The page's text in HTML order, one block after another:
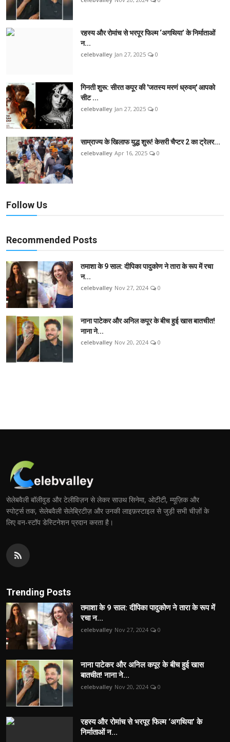
रहस्य और रोमांच से भरपूर फिल्म ‘अगथिया’ के निर्माताओं
न...
celebvalley Jan 27, 2025 0
गिनती शुरू: सीरत कपूर की 'जतस्य मरणं ध्रुवम्' आपको
सीट ...
celebvalley Jan 27, 2025 0
साम्राज्य के खिलाफ युद्ध शुरू! केसरी चैप्टर 2 का ट्रेलर...
celebvalley Apr 16, 2025 0
Follow Us
Recommended Posts
तमाशा के 9 साल: दीपिका पादुकोण ने तारा के रूप में रचा
न...
celebvalley Nov 27, 2024 0
नाना पाटेकर और अनिल कपूर के बीच हुई खास बातचीत!
नाना ने...
celebvalley Nov 20, 2024 0
सेलेबवैली बॉलीवुड और टेलीविज़न से लेकर साउथ सिनेमा, ओटीटी, म्यूज़िक और
स्पोर्ट्स तक, सेलेबवैली सेलेब्रिटीज़ और उनकी लाइफ़स्टाइल से जुड़ी सभी चीज़ों के
लिए वन-स्टॉप डेस्टिनेशन प्रदान करता है।
Trending Posts
तमाशा के 9 साल: दीपिका पादुकोण ने तारा के रूप में
रचा न...
celebvalley Nov 27, 2024 0
नाना पाटेकर और अनिल कपूर के बीच हुई खास
बातचीत! नाना ने...
celebvalley Nov 20, 2024 0
रहस्य और रोमांच से भरपूर फिल्म ‘अगथिया’ के
निर्माताओं न...